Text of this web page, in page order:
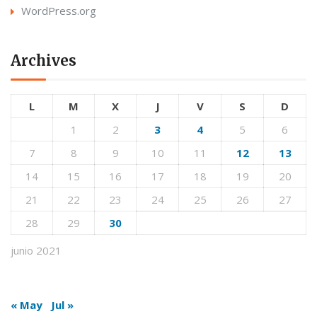
WordPress.org
Archives
junio 2021
L M X J V S
D
1
2 3 4 5
6
7
8 9 10 11 12
13
14
15 16 17 18 19
20
21
22 23 24 25 26
27
28
29 30
« May Jul »